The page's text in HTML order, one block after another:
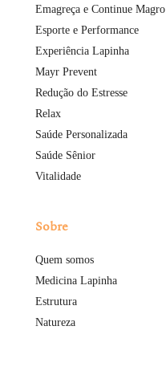
Emagreça e Continue Magro
Esporte e Performance
Experiência Lapinha
Mayr Prevent
Redução do Estresse
Relax
Saúde Personalizada
Saúde Sênior
Vitalidade
Sobre
Quem somos
Medicina Lapinha
Estrutura
Natureza